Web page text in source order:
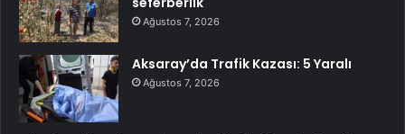
Ağustos 7, 2026
Aksaray’da Trafik Kazası: 5 Yaralı
Ağustos 7, 2026